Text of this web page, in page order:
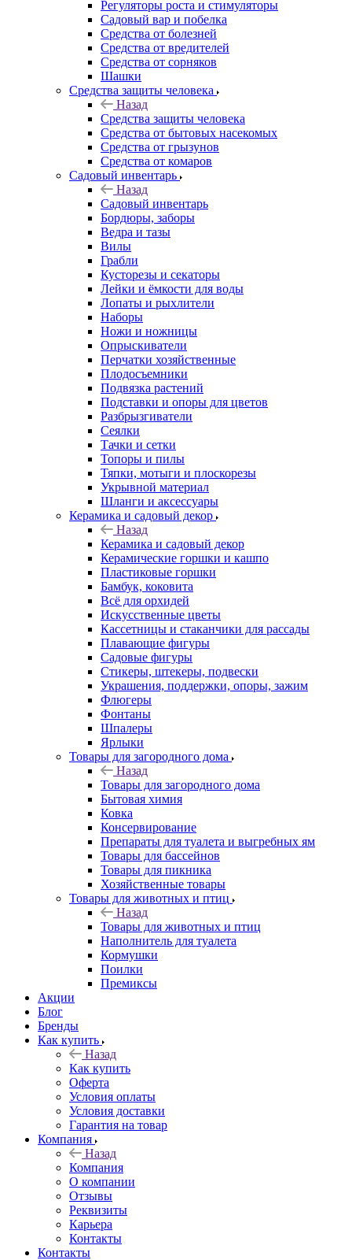
Регуляторы роста и стимуляторы
Садовый вар и побелка
Средства от болезней
Средства от вредителей
Средства от сорняков
Шашки
Средства защиты человека
Назад
Средства защиты человека
Средства от бытовых насекомых
Средства от грызунов
Средства от комаров
Садовый инвентарь
Назад
Садовый инвентарь
Бордюры, заборы
Ведра и тазы
Вилы
Грабли
Кусторезы и секаторы
Лейки и ёмкости для воды
Лопаты и рыхлители
Наборы
Ножи и ножницы
Опрыскиватели
Перчатки хозяйственные
Плодосъемники
Подвязка растений
Подставки и опоры для цветов
Разбрызгиватели
Сеялки
Тачки и сетки
Топоры и пилы
Тяпки, мотыги и плоскорезы
Укрывной материал
Шланги и аксессуары
Керамика и садовый декор
Назад
Керамика и садовый декор
Керамические горшки и кашпо
Пластиковые горшки
Бамбук, коковита
Всё для орхидей
Искусственные цветы
Кассетницы и стаканчики для рассады
Плавающие фигуры
Садовые фигуры
Стикеры, штекеры, подвески
Украшения, поддержки, опоры, зажим
Флюгеры
Фонтаны
Шпалеры
Ярлыки
Товары для загородного дома
Назад
Товары для загородного дома
Бытовая химия
Ковка
Консервирование
Препараты для туалета и выгребных ям
Товары для бассейнов
Товары для пикника
Хозяйственные товары
Товары для животных и птиц
Назад
Товары для животных и птиц
Наполнитель для туалета
Кормушки
Поилки
Премиксы
Акции
Блог
Бренды
Как купить
Назад
Как купить
Оферта
Условия оплаты
Условия доставки
Гарантия на товар
Компания
Назад
Компания
О компании
Отзывы
Реквизиты
Карьера
Контакты
Контакты